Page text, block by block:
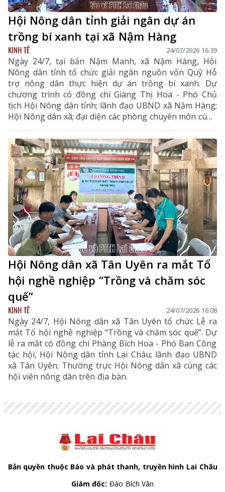
Hội Nông dân tỉnh giải ngân dự án
trồng bí xanh tại xã Nậm Hàng
KINH TẾ 24/07/2026 16:39
Ngày 24/7, tại bản Nậm Manh, xã Nậm Hàng, Hội
Nông dân tỉnh tổ chức giải ngân nguồn vốn Quỹ Hỗ
trợ nông dân thực hiện dự án trồng bí xanh. Dự
chương trình có đồng chí Giàng Thị Hoa - Phó Chủ
tịch Hội Nông dân tỉnh; lãnh đạo UBND xã Nậm Hàng;
Hội Nông dân xã; đại diện các phòng chuyên môn cùng
các hội viên nông dân tham gia dự án.
Hội Nông dân xã Tân Uyên ra mắt Tổ
hội nghề nghiệp “Trồng và chăm sóc
quế”
KINH TẾ 24/07/2026 16:08
Ngày 24/7, Hội Nông dân xã Tân Uyên tổ chức Lễ ra
mắt Tổ hội nghề nghiệp “Trồng và chăm sóc quế”. Dự
lễ ra mắt có đồng chí Phàng Bích Hoa - Phó Ban Công
tác hội, Hội Nông dân tỉnh Lai Châu; lãnh đạo UBND
xã Tân Uyên; Thường trực Hội Nông dân xã cùng các
hội viên nông dân trên địa bàn.
Bản quyền thuộc Báo và phát thanh, truyền hình Lai Châu
Giám đốc: Đào Bích Vân